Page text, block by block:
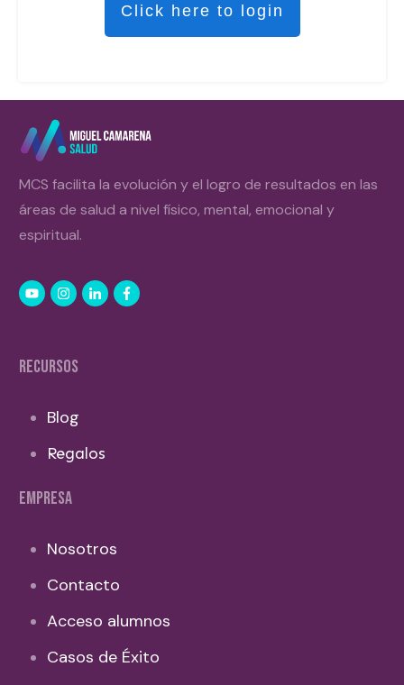
Click here to login
MCS facilita la evolución y el logro de resultados en las
áreas de salud a nivel físico, mental, emocional y
espiritual.
RECURSOS
Blog
Regalos
EMPRESA
Nosotros
Contacto
Acceso alumnos
Casos de Éxito